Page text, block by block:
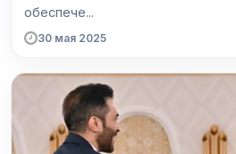
обеспече...
30 мая 2025